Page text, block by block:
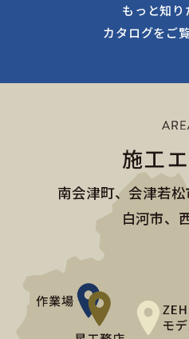
もっと知り
カタログをご
施工
南会津町、会津若松
白河市、